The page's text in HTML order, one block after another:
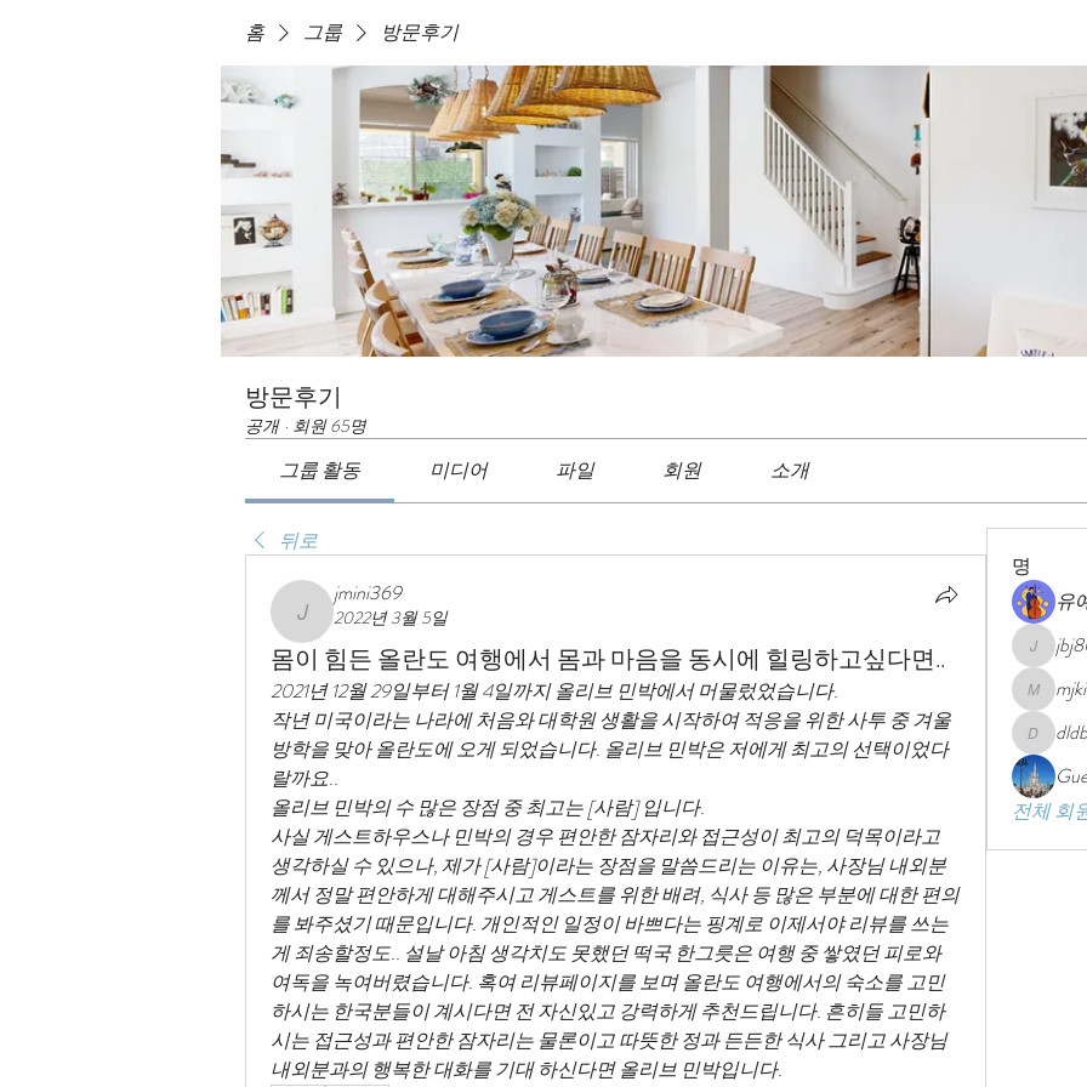
홈 그룹 방문후기
방문후기
공개 · 회원 65명
그룹 활동 미디어 파일 회원 소개
뒤로
jmini369
jmini369
2022년 3월 5일
몸이 힘든 올란도 여행에서 몸과 마음을 동시에 힐링하고싶다면..
2021년 12월 29일부터 1월 4일까지 올리브 민박에서 머물렀었습니다.
작년 미국이라는 나라에 처음와 대학원 생활을 시작하여 적응을 위한 사투 중 겨울
방학을 맞아 올란도에 오게 되었습니다. 올리브 민박은 저에게 최고의 선택이었다
랄까요..
올리브 민박의 수 많은 장점 중 최고는 [사람] 입니다.
사실 게스트하우스나 민박의 경우 편안한 잠자리와 접근성이 최고의 덕목이라고
생각하실 수 있으나, 제가 [사람]이라는 장점을 말씀드리는 이유는, 사장님 내외분
께서 정말 편안하게 대해주시고 게스트를 위한 배려, 식사 등 많은 부분에 대한 편의
를 봐주셨기 때문입니다. 개인적인 일정이 바쁘다는 핑계로 이제서야 리뷰를 쓰는
게 죄송할정도.. 설날 아침 생각치도 못했던 떡국 한그릇은 여행 중 쌓였던 피로와
여독을 녹여버렸습니다. 혹여 리뷰페이지를 보며 올란도 여행에서의 숙소를 고민
하시는 한국분들이 계시다면 전 자신있고 강력하게 추천드립니다. 흔히들 고민하
시는 접근성과 편안한 잠자리는 물론이고 따뜻한 정과 든든한 식사 그리고 사장님
내외분과의 행복한 대화를 기대 하신다면 올리브 민박입니다.
명
유
jbj8013
전체 회